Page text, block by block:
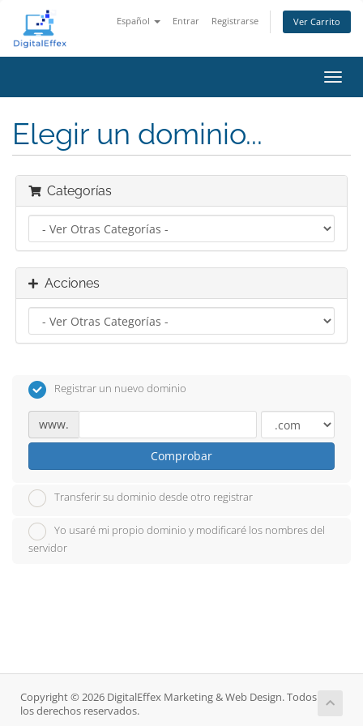
Español Entrar Registrarse Ver Carrito
Elegir un dominio...
Categorías
Acciones
Registrar un nuevo dominio
www.
Comprobar
Transferir su dominio desde otro registrar
Yo usaré mi propio dominio y modificaré los nombres del
servidor
Copyright © 2026 DigitalEffex Marketing & Web Design. Todos
los derechos reservados.